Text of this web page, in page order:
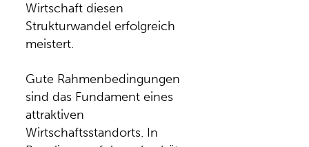
Wirtschaft diesen
Strukturwandel erfolgreich
meistert.
Gute Rahmenbedingungen
sind das Fundament eines
attraktiven
Wirtschaftsstandorts. In